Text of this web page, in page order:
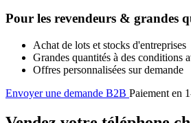
Pour les revendeurs & grandes
Achat de lots et stocks d'entreprises
Grandes quantités à des conditions
Offres personnalisées sur demande
Envoyer une demande B2B Paiement en